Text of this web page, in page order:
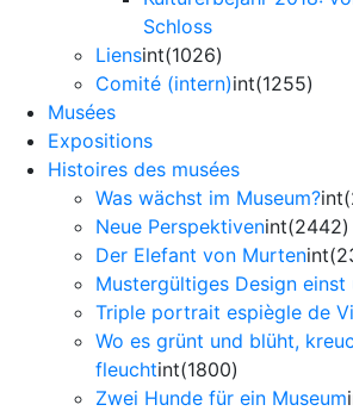
Schloss
Liensint(1026)
Comité (intern)int(1255)
Musées
Expositions
Histoires des musées
Was wächst im Museum?
Neue Perspektivenint(2442)
Der Elefant von Murten
Mustergültiges Design
Triple portrait espiègle de
Wo es grünt und blüht,
fleuchtint(1800)
Zwei Hunde für ein Museum